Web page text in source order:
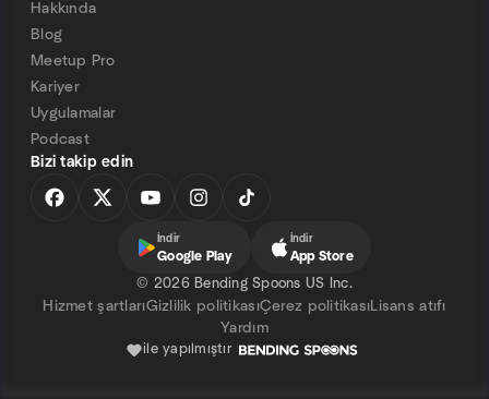
Hakkında
Blog
Meetup Pro
Kariyer
Uygulamalar
Podcast
Bizi takip edin
İndir
Google Play
İndir
App Store
© 2026 Bending Spoons US Inc.
Hizmet şartlarıGizlilik politikasıÇerez politikasıLisans atıfı
Yardım
ile yapılmıştır